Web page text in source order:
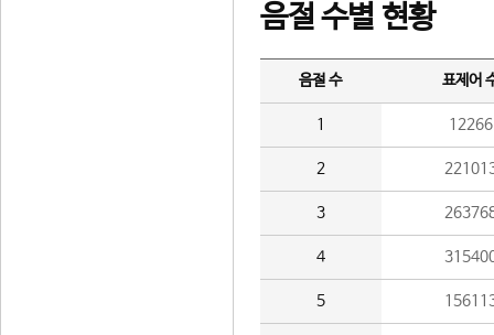
음절 수별 현황
음절 수 표제어
1 12266
2
3
4
5